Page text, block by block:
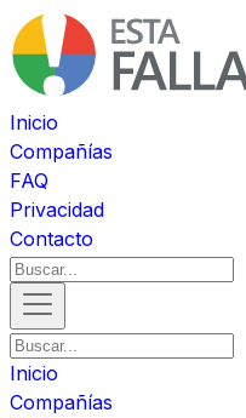
Inicio
Compañías
FAQ
Privacidad
Contacto
Inicio
Compañías